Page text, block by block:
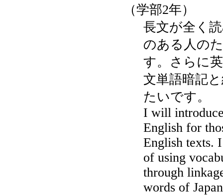
（学部2年）
長文が全く
のある人の
す。さらに
文単語暗記
たいです。
I will
English for
English texts.
of using
through
words of